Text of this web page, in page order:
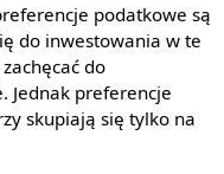
podatkowe są
do inwestowania w te
do
Jednak preferencje
skupiają się tylko na